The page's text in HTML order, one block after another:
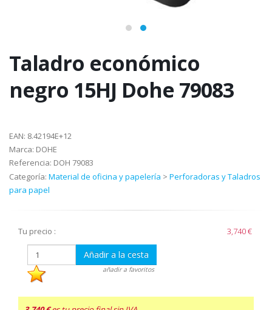
Taladro económico
negro 15HJ Dohe 79083
EAN: 8.42194E+12
Marca: DOHE
Referencia: DOH 79083
Categoría: Material de oficina y papelería > Perforadoras y Taladros
para papel
Tu precio : 3,740 €
Añadir a la cesta
añadir a favoritos